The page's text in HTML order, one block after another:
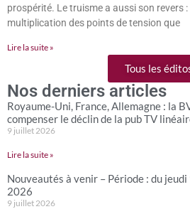
prospérité. Le truisme a aussi son revers :
multiplication des points de tension que
Lire la suite »
Tous les
Nos derniers articles
Royaume-Uni, France, Allemagne : la
compenser le déclin de la pub TV
9 juillet 2026
Lire la suite »
Nouveautés à venir – Période : du
2026
9 juillet 2026